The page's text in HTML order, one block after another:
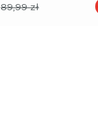
89,99 zł